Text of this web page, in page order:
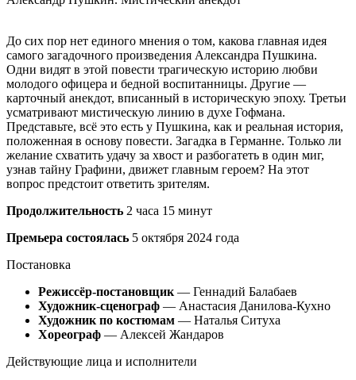
До сих пор нет единого мнения о том, какова главная идея
самого загадочного произведения Александра Пушкина.
Одни видят в этой повести трагическую историю любви
молодого офицера и бедной воспитанницы. Другие —
карточный анекдот, вписанный в историческую эпоху. Третьи
усматривают мистическую линию в духе Гофмана.
Представьте, всё это есть у Пушкина, как и реальная история,
положенная в основу повести. Загадка в Германне. Только ли
желание схватить удачу за хвост и разбогатеть в один миг,
узнав тайну Графини, движет главным героем? На этот
вопрос предстоит ответить зрителям.
Продолжительность 2 часа 15 минут
Премьера состоялась 5 октября 2024 года
Постановка
Режиссёр-постановщик — Геннадий Балабаев
Художник-сценограф — Анастасия Данилова-Кухно
Художник по костюмам — Наталья Ситуха
Хореограф — Алексей Жандаров
Действующие лица и исполнители